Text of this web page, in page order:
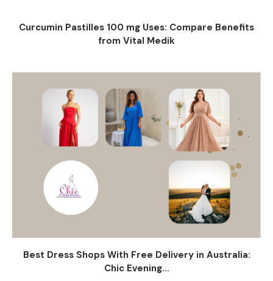
Curcumin Pastilles 100 mg Uses: Compare Benefits
from Vital Medik
Best Dress Shops With Free Delivery in Australia:
Chic Evening...